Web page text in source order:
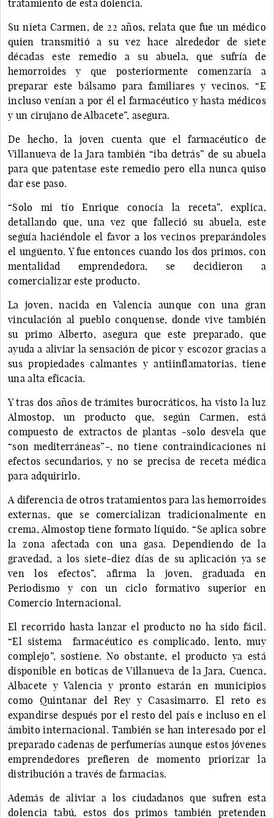
tratamiento de esta dolencia.
Su nieta Carmen, de 22 años, relata que fue un médico
quien transmitió a su vez hace alrededor de siete
décadas este remedio a su abuela, que sufría de
hemorroides y que posteriormente comenzaría a
preparar este bálsamo para familiares y vecinos. “E
incluso venían a por él el farmacéutico y hasta médicos
y un cirujano de Albacete”, asegura.
De hecho, la joven cuenta que el farmacéutico de
Villanueva de la Jara también “iba detrás” de su abuela
para que patentase este remedio pero ella nunca quiso
dar ese paso.
“Solo mi tío Enrique conocía la receta”, explica,
detallando que, una vez que falleció su abuela, este
seguía haciéndole el favor a los vecinos preparándoles
el ungüento. Y fue entonces cuando los dos primos, con
mentalidad emprendedora, se decidieron a
comercializar este producto.
La joven, nacida en Valencia aunque con una gran
vinculación al pueblo conquense, donde vive también
su primo Alberto, asegura que este preparado, que
ayuda a aliviar la sensación de picor y escozor gracias a
sus propiedades calmantes y antiinflamatorias, tiene
una alta eficacia.
Y tras dos años de trámites burocráticos, ha visto la luz
Almostop, un producto que, según Carmen, está
compuesto de extractos de plantas -solo desvela que
“son mediterráneas”-, no tiene contraindicaciones ni
efectos secundarios, y no se precisa de receta médica
para adquirirlo.
A diferencia de otros tratamientos para las hemorroides
externas, que se comercializan tradicionalmente en
crema, Almostop tiene formato líquido. “Se aplica sobre
la zona afectada con una gasa. Dependiendo de la
gravedad, a los siete-diez días de su aplicación ya se
ven los efectos”, afirma la joven, graduada en
Periodismo y con un ciclo formativo superior en
Comercio Internacional.
El recorrido hasta lanzar el producto no ha sido fácil.
“El sistema farmacéutico es complicado, lento, muy
complejo”, sostiene. No obstante, el producto ya está
disponible en boticas de Villanueva de la Jara, Cuenca,
Albacete y Valencia y pronto estarán en municipios
como Quintanar del Rey y Casasimarro. El reto es
expandirse después por el resto del país e incluso en el
ámbito internacional. También se han interesado por el
preparado cadenas de perfumerías aunque estos jóvenes
emprendedores prefieren de momento priorizar la
distribución a través de farmacias.
Además de aliviar a los ciudadanos que sufren esta
dolencia tabú, estos dos primos también pretenden